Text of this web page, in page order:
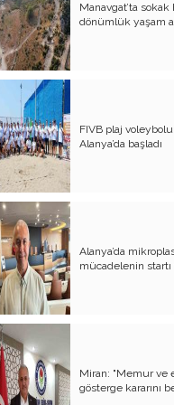
Atalay olayı; yargıyı
darbesidir!..
CHP’de ne değişti?
Eğitim Sisteminde
Önerileri
Cumhuriyet’in 100. Yılı ve
Şehitler üzerinden
Belediye Başkanı'na
Vermeliyim?
AKP'nin Mülteci
şehitlerimiz!..
Geleceğimize biz karar
Kamacı’nın resti!.. İYİ
Emine öğretmenim;
güvendi!..
Manavgat’ta sokak
dönümlük yaşam
FIVB plaj
Alanya’da başladı
Alanya’da
mücadelenin
Miran: "Memur ve
gösterge kararını